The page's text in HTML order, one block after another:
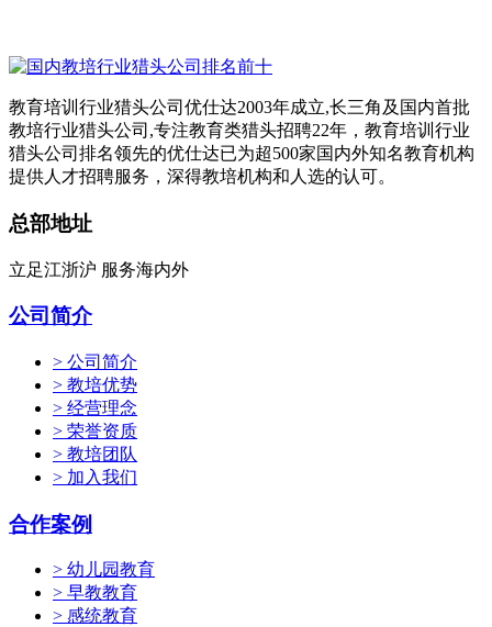
教育培训行业猎头公司优仕达2003年成立,长三角及国内首批
教培行业猎头公司,专注教育类猎头招聘22年，教育培训行业
猎头公司排名领先的优仕达已为超500家国内外知名教育机构
提供人才招聘服务，深得教培机构和人选的认可。
总部地址
立足江浙沪 服务海内外
公司简介
> 公司简介
> 教培优势
> 经营理念
> 荣誉资质
> 教培团队
> 加入我们
合作案例
> 幼儿园教育
> 早教教育
> 感统教育